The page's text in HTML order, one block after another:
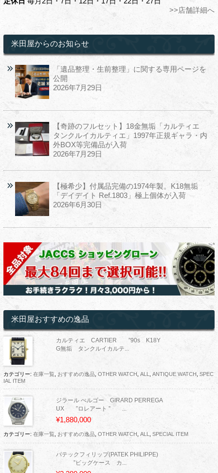
>>店舗詳細へ
米田屋からのお知らせ
「遺品整理・生前整理」に関する専用ページを
公開
2026年7月29日
【奇跡のフルセット】18金無垢「カルティエ
タンクルイカルティエ」1997年正規ギャラ・内
外BOX等完備品が入荷
2026年7月29日
【極希少】付属品完備の1974年製。K18無垢
「デイデイト Ref.1803」極上個体が入荷
2026年6月30日
米田屋おすすめの逸品
カルティエ CARTIER ”90s K18Y
G無垢 タンクルイカルテ...
カテゴリー: 在庫一覧, おすすめの逸品, OTHER WATCH ALL ANTIQUE WATCH SPEC
IAL ITEM
ジラール ぺルゴー GIRARD PERREGA
UX ”ロレアート ” ...
¥1,880,000
カテゴリー: 在庫一覧, おすすめの逸品, OTHER WATCH ALL SPECIAL ITEM
パテックフィリップ(PATEK PHILIPPE)
”ビッグケース カ...